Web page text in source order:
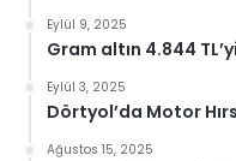
Eylül 9, 2025
Gram altın 4.844
Eylül 3, 2025
Dörtyol’da Motor
Ağustos 15, 2025